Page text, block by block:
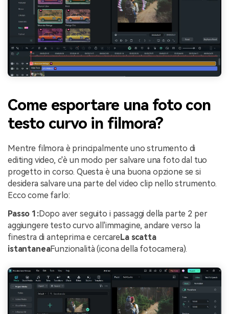
Come esportare una foto con
testo curvo in filmora?
Mentre filmora è principalmente uno strumento di
editing video, c'è un modo per salvare una foto dal tuo
progetto in corso. Questa è una buona opzione se si
desidera salvare una parte del video clip nello strumento.
Ecco come farlo:
Passo 1:Dopo aver seguito i passaggi della parte 2 per
aggiungere testo curvo all'immagine, andare verso la
finestra di anteprima e cercareLa scatta
istantaneaFunzionalità (icona della fotocamera).